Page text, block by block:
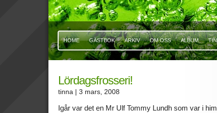
HOME GÄSTBOK ARKIV OM OSS ALBUM
Lördagsfrosseri!
tinna | 3 mars, 2008
Igår var det en Mr Ulf Tommy Lundh som var i